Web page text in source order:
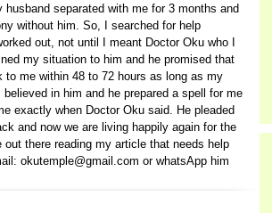
separated with me for 3 months and
without him. So, I searched for help
out, not until I meant Doctor Oku who I
my situation to him and he promised that
to me within 48 to 72 hours as long as my
in him and he prepared a spell for me
exactly when Doctor Oku said. He pleaded
and now we are living happily again for the
there reading my article that needs help
okutemple@gmail.com or whatsApp him